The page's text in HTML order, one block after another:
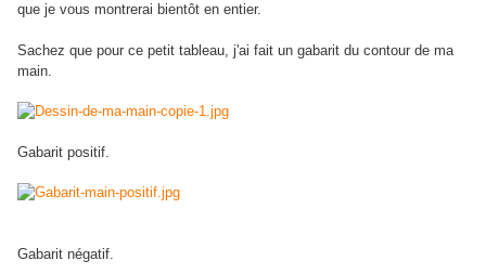
que je vous montrerai bientôt en entier.
Sachez que pour ce petit tableau, j'ai fait un gabarit du contour de ma
main.
Gabarit positif.
Gabarit négatif.